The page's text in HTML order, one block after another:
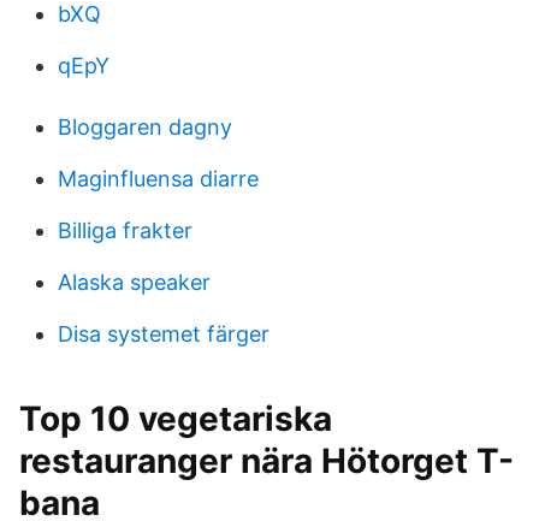
bXQ
qEpY
Bloggaren dagny
Maginfluensa diarre
Billiga frakter
Alaska speaker
Disa systemet färger
Top 10 vegetariska
restauranger nära Hötorget T-
bana